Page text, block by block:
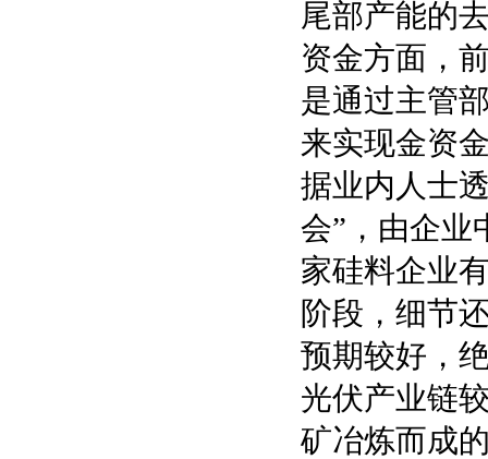
尾部产能的
资金方面，
是通过主管
来实现金资
据业内人士
会”，由企业
家硅料企业
阶段，细节
预期较好，
光伏产业链
矿冶炼而成